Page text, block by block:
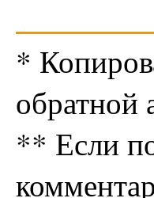
*
обратной
** Если